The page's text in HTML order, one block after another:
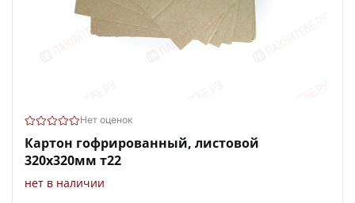
Нет оценок
Картон гофрированный, листовой
320х320мм т22
нет в наличии